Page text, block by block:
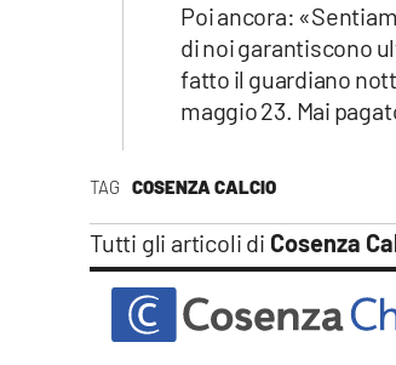
TAG COSENZA CALCIO
Tutti gli articoli di Cosenza
Poi ancora:
di noi garantiscono
fatto il guardiano
maggio 23. Mai